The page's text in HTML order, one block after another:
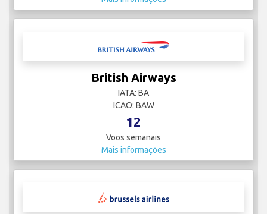
British Airways
IATA: BA
ICAO: BAW
12
Voos semanais
Mais informações